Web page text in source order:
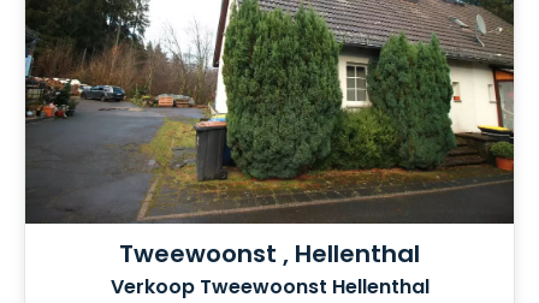
Tweewoonst , Hellenthal
Verkoop Tweewoonst Hellenthal